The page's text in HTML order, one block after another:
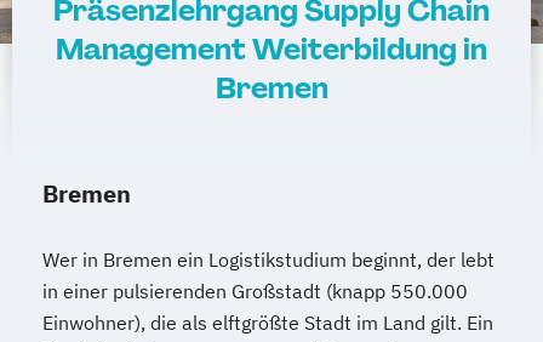
Präsenzlehrgang Supply Chain
Management Weiterbildung in
Bremen
Bremen
Wer in Bremen ein Logistikstudium beginnt, der lebt
in einer pulsierenden Großstadt (knapp 550.000
Einwohner), die als elftgrößte Stadt im Land gilt. Ein